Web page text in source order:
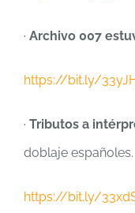
· Archivo 007
https://bit.ly/
· Tributos a
doblaje españoles.
https://bit.ly/